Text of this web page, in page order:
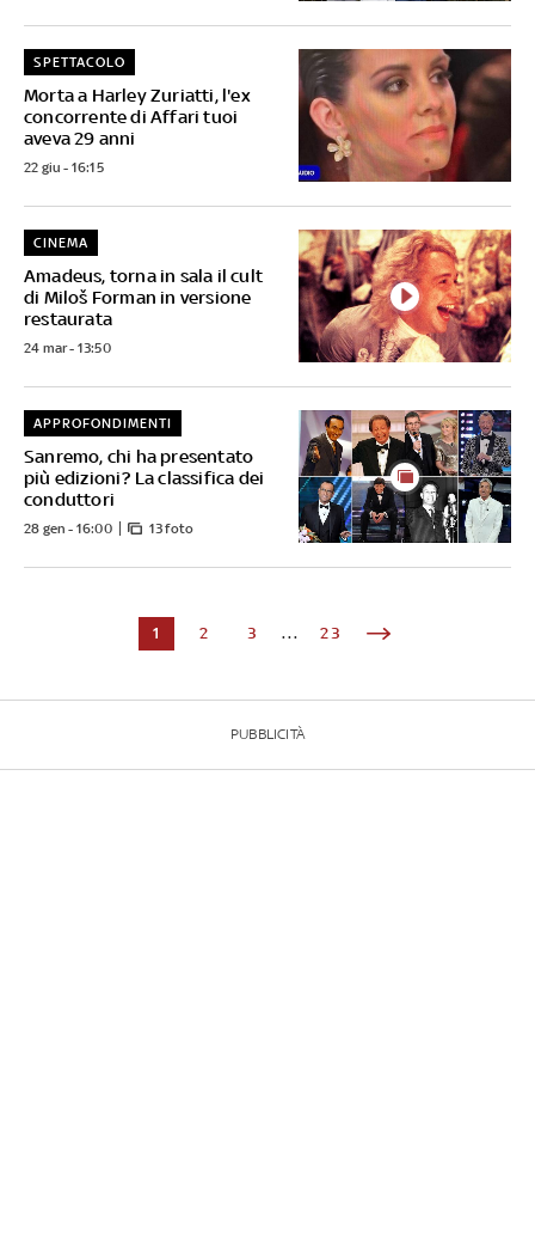
Morta a Harley Zuriatti, l'ex
concorrente di Affari tuoi
aveva 29 anni
SPETTACOLO
22 giu - 16:15
Amadeus, torna in sala il cult
di Miloš Forman in versione
restaurata
CINEMA
24 mar - 13:50
Sanremo, chi ha presentato
più edizioni? La classifica dei
conduttori
APPROFONDIMENTI
28 gen - 16:00 13 foto
1 2 3 ... 23
PUBBLICITÀ